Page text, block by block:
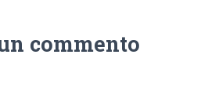
commento